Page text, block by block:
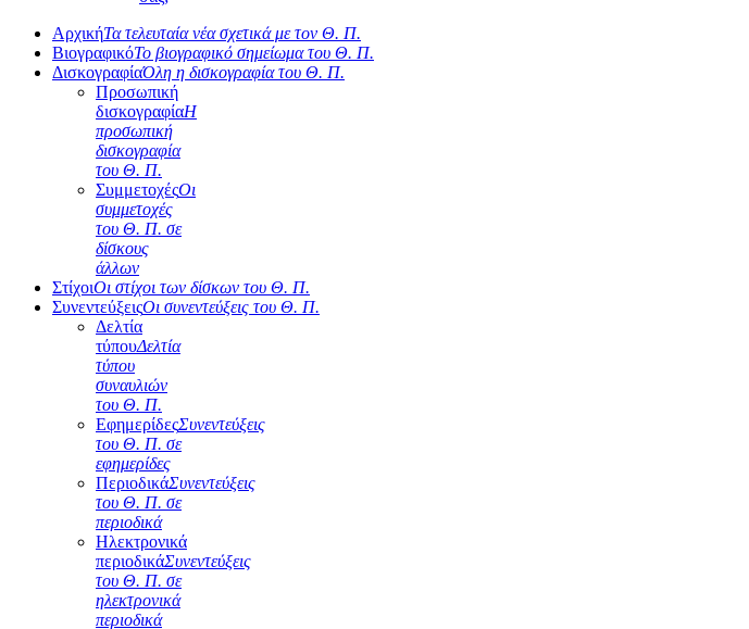
ΑρχικήΤα τελευταία νέα σχετικά με τον Θ. Π.
ΒιογραφικόΤο βιογραφικό σημείωμα του Θ. Π.
ΔισκογραφίαΌλη η δισκογραφία του Θ. Π.
Προσωπική
δισκογραφίαΗ
προσωπική
δισκογραφία
του Θ. Π.
ΣυμμετοχέςΟι
συμμετοχές
του Θ. Π. σε
δίσκους
άλλων
ΣτίχοιΟι στίχοι των δίσκων του Θ. Π.
ΣυνεντεύξειςΟι συνεντεύξεις του Θ. Π.
Δελτία
τύπουΔελτία
τύπου
συναυλιών
του Θ. Π.
ΕφημερίδεςΣυνεντεύξεις
του Θ. Π. σε
εφημερίδες
ΠεριοδικάΣυνεντεύξεις
του Θ. Π. σε
περιοδικά
Ηλεκτρονικά
περιοδικάΣυνεντεύξεις
του Θ. Π. σε
ηλεκτρονικά
περιοδικά